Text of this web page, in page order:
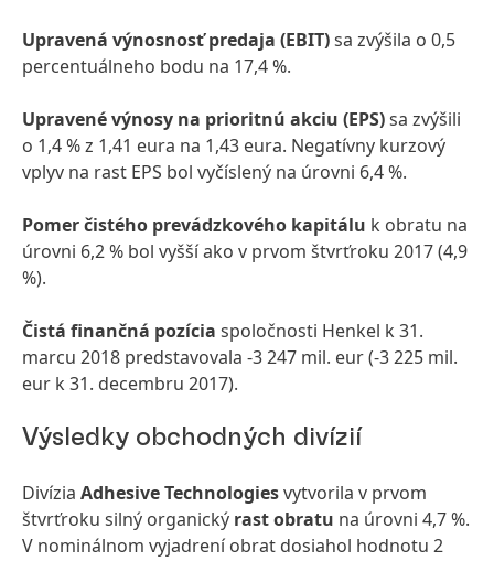
Upravená výnosnosť predaja (EBIT)sa zvýšila o 0,5
percentuálneho bodu na 17,4 %.
Upravené výnosy na prioritnú akciu (EPS)sa zvýšili
o 1,4 % z 1,41 eura na 1,43 eura. Negatívny kurzový
vplyv na rast EPS bol vyčíslený na úrovni 6,4 %.
Pomer čistého prevádzkového kapitálu k obratu na
úrovni 6,2 % bol vyšší ako v prvom štvrťroku 2017 (4,9
%).
Čistá finančná pozícia spoločnosti Henkel k 31.
marcu 2018 predstavovala -3 247 mil. eur (-3 225 mil.
eur k 31. decembru 2017).
Výsledky obchodných divízií
Divízia Adhesive Technologiesvytvorila v prvom
štvrťroku silný organický rast obratu na úrovni 4,7 %.
V nominálnom vyjadrení obrat dosiahol hodnotu 2